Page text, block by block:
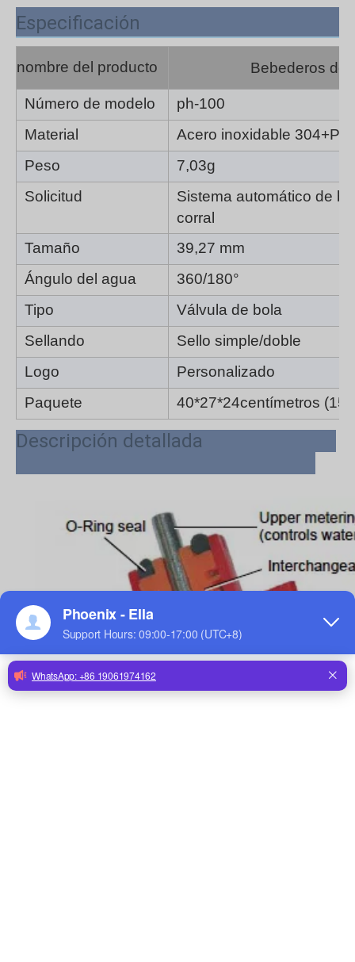
Especificación
nombre del producto Bebederos de
Número de modelo
ph-100
Material
Acero inoxidable 304+PP.
Peso
7,03g
Solicitud
Sistema automático de
corral
Tamaño
39,27 mm
Ángulo del agua
360/180°
Tipo
Válvula de bola
Sellando
Sello simple/doble
Logo
Personalizado
Paquete
40*27*24centímetros
Descripción detallada